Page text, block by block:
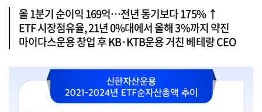
올 1분기 순이익 169억…전년 동기보다 175% ↑
ETF 시장점유율, 21년 0%대에서 올해 3%까지 약진
마이다스운용 창업 후 KB·KTB운용 거친 베테랑 CEO